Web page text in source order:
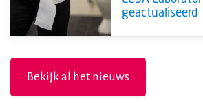
geactualiseerd
Bekijk al het nieuws